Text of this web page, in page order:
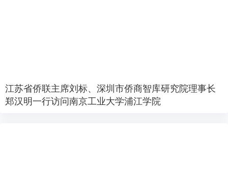
江苏省侨联主席刘标、深圳市侨商智库研究院理事长
郑汉明一行访问南京工业大学浦江学院